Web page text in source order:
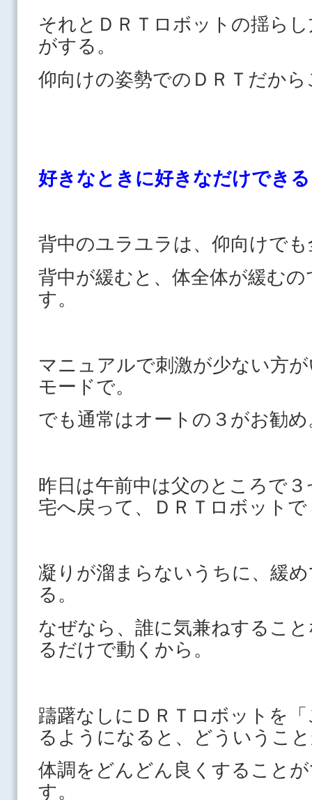
それとＤＲＴロボットの揺ら
がする。
仰向けの姿勢でのＤＲＴだか
好きなときに好きなだけで
背中のユラユラは、仰向けで
背中が緩むと、体全体が緩む
す。
マニュアルで刺激が少ない方
モードで。
でも通常はオートの３がお勧め
昨日は午前中は父のところで
宅へ戻って、ＤＲＴロボット
凝りが溜まらないうちに、緩
る。
なぜなら、誰に気兼ねするこ
るだけで動くから。
躊躇なしにＤＲＴロボットを
るようになると、どういうこ
体調をどんどん良くすること
す。